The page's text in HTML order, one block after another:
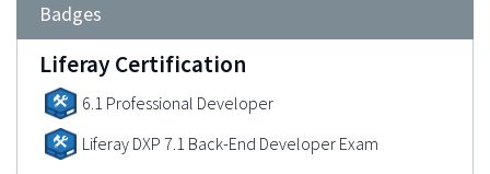
Badges
Liferay Certification
6.1 Professional Developer
Liferay DXP 7.1 Back-End Developer Exam